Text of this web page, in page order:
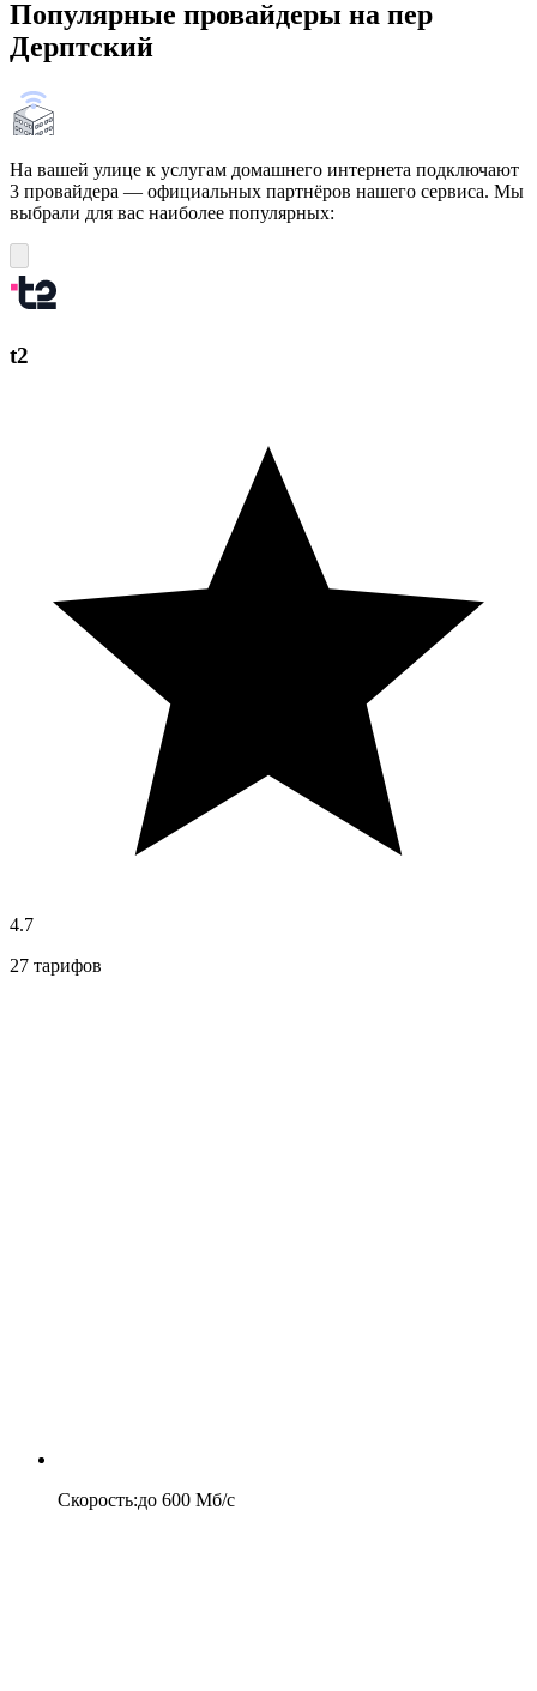
Популярные провайдеры на пер
Дерптский
На вашей улице к услугам домашнего интернета подключают
3 провайдера — официальных партнёров нашего сервиса. Мы
выбрали для вас наиболее популярных:
t2
4.7
27 тарифов
Скорость:до 600 Мб/c